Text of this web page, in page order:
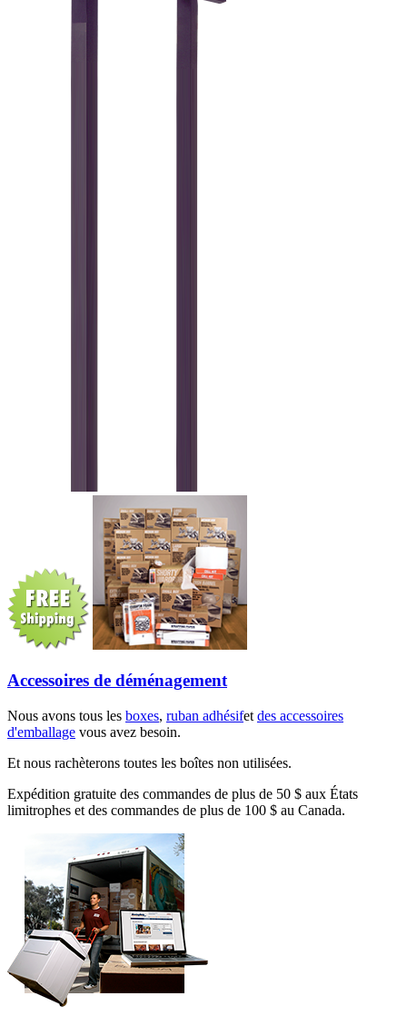
Accessoires de déménagement
Nous avons tous les boxes, ruban adhésifet des accessoires
d'emballage vous avez besoin.
Et nous rachèterons toutes les boîtes non utilisées.
Expédition gratuite des commandes de plus de 50 $ aux États
limitrophes et des commandes de plus de 100 $ au Canada.